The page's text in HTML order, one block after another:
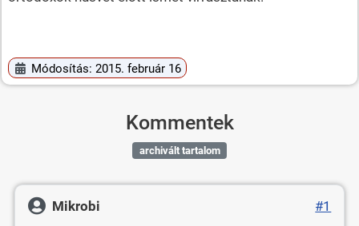
Módosítás: 2015. február 16
Kommentek
archivált tartalom
Mikrobi
#1